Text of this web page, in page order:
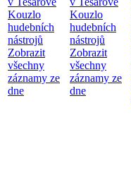
Kouzlo
hudebních
nástrojů
Zobrazit
všechny
záznamy ze
dne
Kouzlo
hudebních
nástrojů
Zobrazit
všechny
záznamy ze
dne